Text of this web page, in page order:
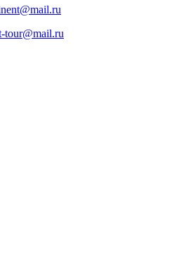
tour@mail.ru